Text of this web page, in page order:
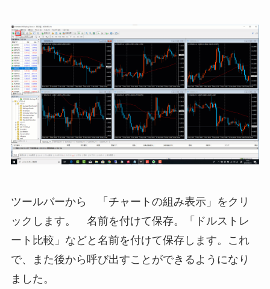
ツールバーから 「チャートの組み表示」をクリ
ックします。 名前を付けて保存。「ドルストレ
ート比較」などと名前を付けて保存します。これ
で、また後から呼び出すことができるようになり
ました。